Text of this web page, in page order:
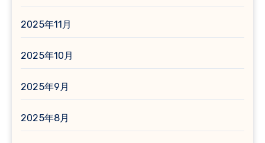
2025年11月
2025年10月
2025年9月
2025年8月